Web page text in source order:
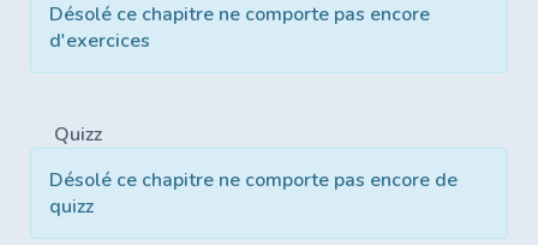
Désolé ce chapitre ne comporte pas encore
d'exercices
Quizz
Désolé ce chapitre ne comporte pas encore de
quizz